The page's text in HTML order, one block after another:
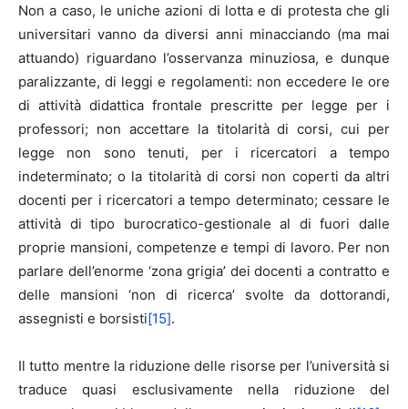
Non a caso, le uniche azioni di lotta e di protesta che gli
universitari vanno da diversi anni minacciando (ma mai
attuando) riguardano l’osservanza minuziosa, e dunque
paralizzante, di leggi e regolamenti: non eccedere le ore
di attività didattica frontale prescritte per legge per i
professori; non accettare la titolarità di corsi, cui per
legge non sono tenuti, per i ricercatori a tempo
indeterminato; o la titolarità di corsi non coperti da altri
docenti per i ricercatori a tempo determinato; cessare le
attività di tipo burocratico-gestionale al di fuori dalle
proprie mansioni, competenze e tempi di lavoro. Per non
parlare dell’enorme ‘zona grigia’ dei docenti a contratto e
delle mansioni ‘non di ricerca’ svolte da dottorandi,
assegnisti e borsisti[15].
Il tutto mentre la riduzione delle risorse per l’università si
traduce quasi esclusivamente nella riduzione del